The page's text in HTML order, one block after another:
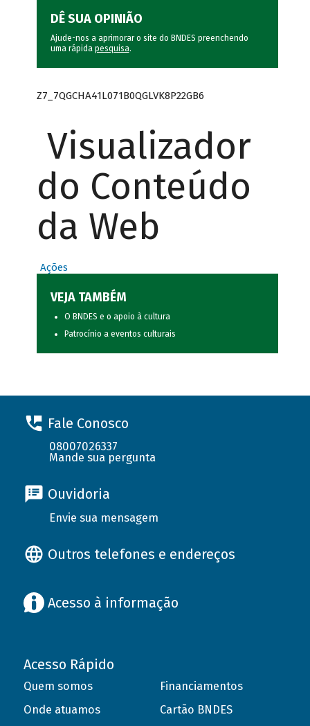
DÊ SUA OPINIÃO
Ajude-nos a aprimorar o site do BNDES preenchendo
uma rápida pesquisa.
Z7_7QGCHA41L071B0QGLVK8P22GB6
Visualizador
do Conteúdo
da Web
Ações
VEJA TAMBÉM
O BNDES e o apoio à cultura
Patrocínio a eventos culturais
Fale Conosco
08007026337
Mande sua pergunta
Ouvidoria
Envie sua mensagem
Outros telefones e endereços
Acesso à informação
Acesso Rápido
Quem somos
Onde atuamos
Financiamentos
Cartão BNDES